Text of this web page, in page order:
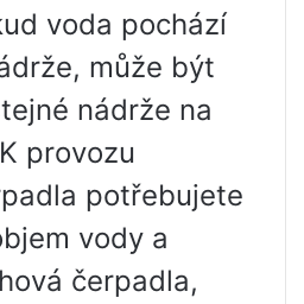
voda pochází
může být
nádrže na
provozu
potřebujete
vody a
čerpadla,